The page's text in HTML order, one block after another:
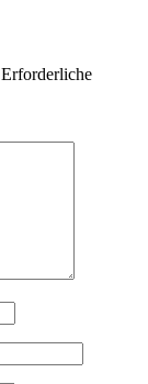
Erforderliche